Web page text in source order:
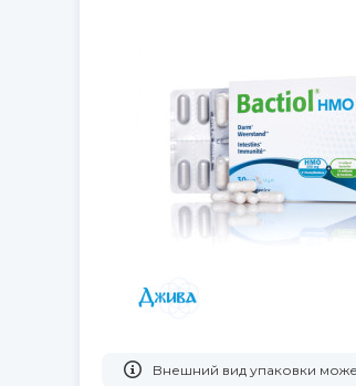
Bнешний вид упаковки